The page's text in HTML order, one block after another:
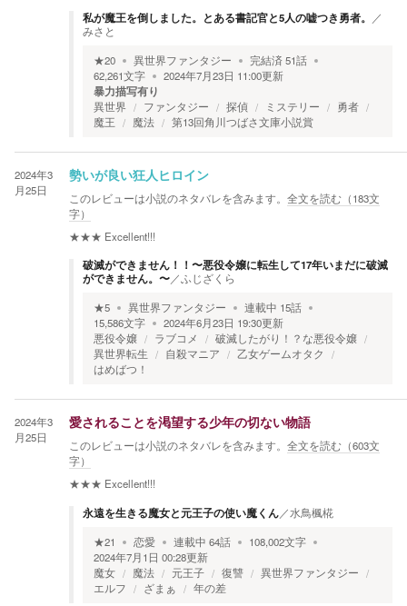
私が魔王を倒しました。とある書記官と5人の嘘つき勇者。
／
みさと
★20 異世界ファンタジー 完結済51話
62,261文字 2024年7月23日 11:00更新
暴力描写有り
異世界 ファンタジー 探偵 ミステリー
勇者
魔王
魔法 第13回角川つばさ文庫小説賞
2024年3
月25日
勢いが良い狂人ヒロイン
このレビューは小説のネタバレを含みます。 全文を読む（183文
字）
★★★ Excellent!!!
破滅ができません！！〜悪役令嬢に転生して17年いまだに破滅
ができません。〜／ふじざくら
★5 異世界ファンタジー 連載中 15話
15,586文字 2024年6月23日 19:30更新
悪役令嬢
ラブコメ
破滅したがり！？な悪役令嬢
異世界転生
自殺マニア
乙女ゲームオタク
はめばつ！
2024年3
月25日
愛されることを渇望する少年の切ない物語
このレビューは小説のネタバレを含みます。 全文を読む（603文
字）
★★★ Excellent!!!
永遠を生きる魔女と元王子の使い魔くん／水鳥楓椛
★21 恋愛 連載中 64話 108,002文字
2024年7月1日 00:28更新
魔女
魔法 元王子 復讐
異世界ファンタジー
エルフ
ざまぁ 年の差